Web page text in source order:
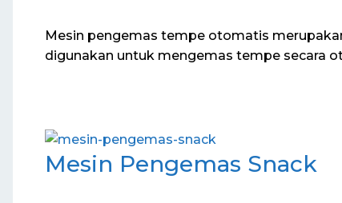
Mesin pengemas tempe otomatis
digunakan untuk mengemas tempe secara
Mesin Pengemas Snack